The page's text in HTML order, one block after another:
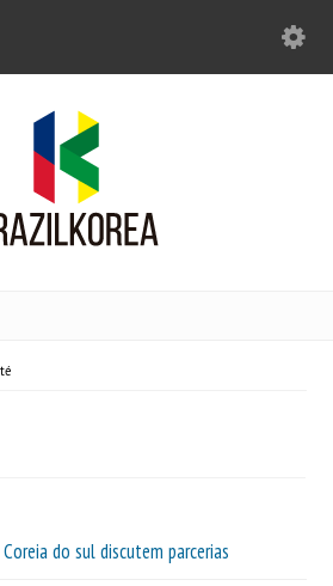
do sul discutem parcerias